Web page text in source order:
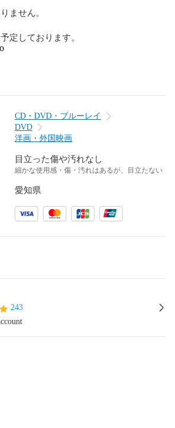
ません。
定しております。
CD・DVD・ブルーレイ
DVD
洋画・外国映画
目立った傷や汚れなし
細かな使用感・傷・汚れはあるが、目立たない
愛知県
243